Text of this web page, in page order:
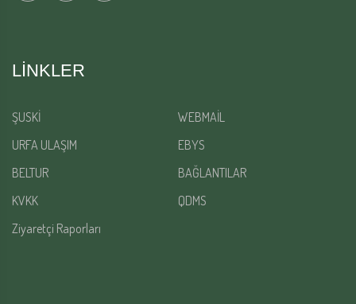
LINKLER
ŞUSKİ
WEBMAİL
URFA ULAŞIM
EBYS
BELTUR
BAĞLANTILAR
KVKK
QDMS
Ziyaretçi Raporları